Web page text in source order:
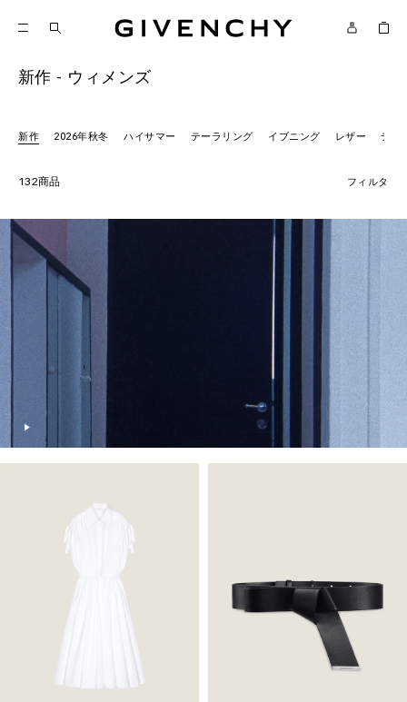
ジバンシィ
新作 - ウィメンズ
新作 2026年秋冬 ハイサマー テーラリング イブニング レザー デニ
132商品 フィルタ